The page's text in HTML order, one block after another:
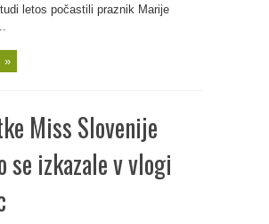
letos počastili praznik Marije
»
Miss Slovenije
se izkazale v vlogi